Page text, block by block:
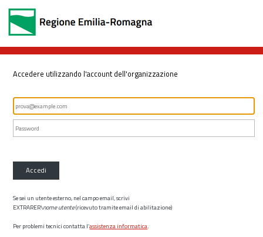
Accedere utilizzando l'account dell'organizzazione
Accedi
Se sei un utente esterno, nel campo email, scrivi
EXTRARER\nome utente(ricevuto tramite email di abilitazione)
Per problemi tecnici contatta l’assistenza informatica.